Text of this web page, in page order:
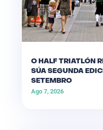
O HALF TRIATLÓN
SÚA SEGUNDA
SETEMBRO
Ago 7, 2026